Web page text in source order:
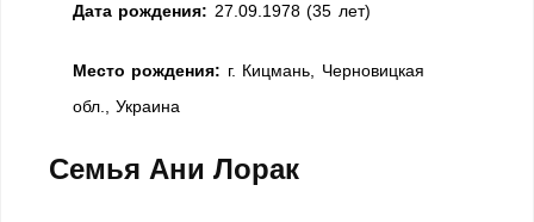
Дата рождения: 27.09.1978 (35 лет)
Место рождения: г. Кицмань, Черновицкая
обл., Украина
Семья Ани Лорак